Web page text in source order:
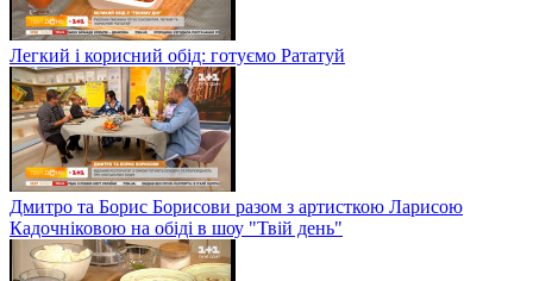
Легкий і корисний обід: готуємо Рататуй
Дмитро та Борис Борисови разом з артисткою Ларисою
Кадочніковою на обіді в шоу "Твій день"